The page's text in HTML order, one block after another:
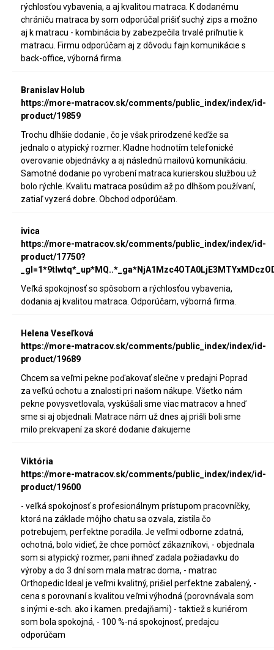
rýchlosťou vybavenia, a aj kvalitou matraca. K dodanému
chrániču matraca by som odporúčal prišiť suchý zips a možno
aj k matracu - kombinácia by zabezpečila trvalé priľnutie k
matracu. Firmu odporúčam aj z dôvodu fajn komunikácie s
back-office, výborná firma.
Branislav Holub
https://more-matracov.sk/comments/public_index/index/id-
product/19859
Trochu dlhšie dodanie , čo je však prirodzené keďže sa
jednalo o atypický rozmer. Kladne hodnotím telefonické
overovanie objednávky a aj následnú mailovú komunikáciu.
Samotné dodanie po vyrobení matraca kurierskou službou už
bolo rýchle. Kvalitu matraca posúdim až po dlhšom používaní,
zatiaľ vyzerá dobre. Obchod odporúčam.
ivica
https://more-matracov.sk/comments/public_index/index/id-
product/17750?
Veľká spokojnosť so spôsobom a rýchlosťou vybavenia,
dodania aj kvalitou matraca. Odporúčam, výborná firma.
Helena Veseľková
https://more-matracov.sk/comments/public_index/index/id-
product/19689
Chcem sa veľmi pekne poďakovať slečne v predajni Poprad
za veľkú ochotu a znalosti pri našom nákupe. Všetko nám
pekne povysvetlovala, vyskúšali sme viac matracov a hneď
sme si aj objednali. Matrace nám už dnes aj prišli boli sme
milo prekvapení za skoré dodanie ďakujeme
Viktória
https://more-matracov.sk/comments/public_index/index/id-
product/19600
- veľká spokojnosť s profesionálnym prístupom pracovníčky,
ktorá na základe môjho chatu sa ozvala, zistila čo
potrebujem, perfektne poradila. Je veľmi odborne zdatná,
ochotná, bolo vidieť, že chce pomôcť zákazníkovi, - objednala
som si atypický rozmer, pani ihneď zadala požiadavku do
výroby a do 3 dní som mala matrac doma, - matrac
Orthopedic Ideal je veľmi kvalitný, prišiel perfektne zabalený, -
cena s porovnaní s kvalitou veľmi výhodná (porovnávala som
s inými e-sch. ako i kamen. predajňami) - taktiež s kuriérom
som bola spokojná, - 100 %-ná spokojnosť, predajcu
odporúčam